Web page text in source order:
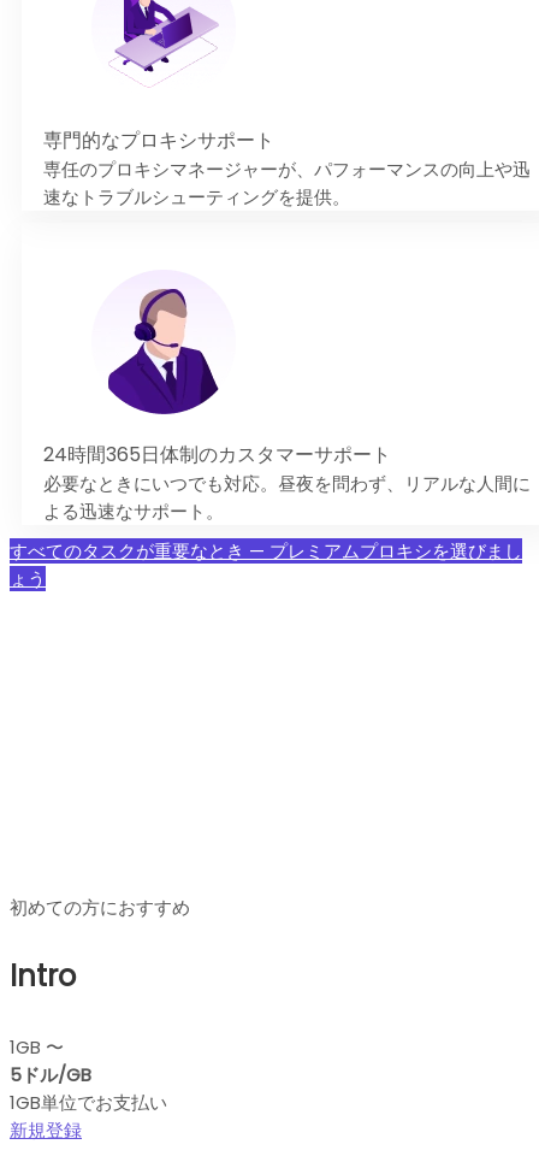
専門的なプロキシサポート
専任のプロキシマネージャーが、パフォーマンスの向上や迅
速なトラブルシューティングを提供。
24時間365日体制のカスタマーサポート
必要なときにいつでも対応。昼夜を問わず、リアルな人間に
よる迅速なサポート。
すべてのタスクが重要なとき — プレミアムプロキシを選びまし
ょう
初めての方におすすめ
Intro
1GB 〜
5ドル/GB
1GB単位でお支払い
新規登録